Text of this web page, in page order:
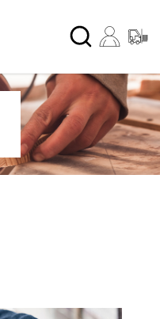
Chercher